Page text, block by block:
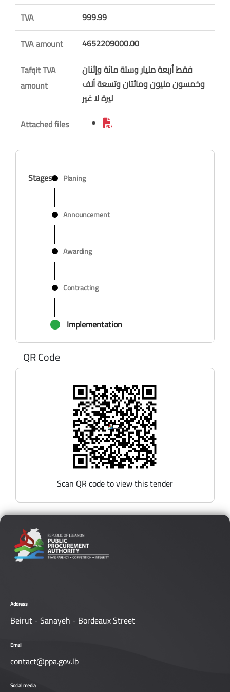
TVA
999.99
TVA amount
4652209000.00
Tafqit TVA
amount
فقط أربعة مليار وستة مائة وإثنان
وخمسون مليون ومائتان وتسعة ألف
ليرة لا غير
Attached files
Stages Planing
Announcement
Awarding
Contracting
Implementation
QR Code
Scan QR code to view this tender
Address
Beirut - Sanayeh - Bordeaux Street
Email
contact@ppa.gov.lb
Social media